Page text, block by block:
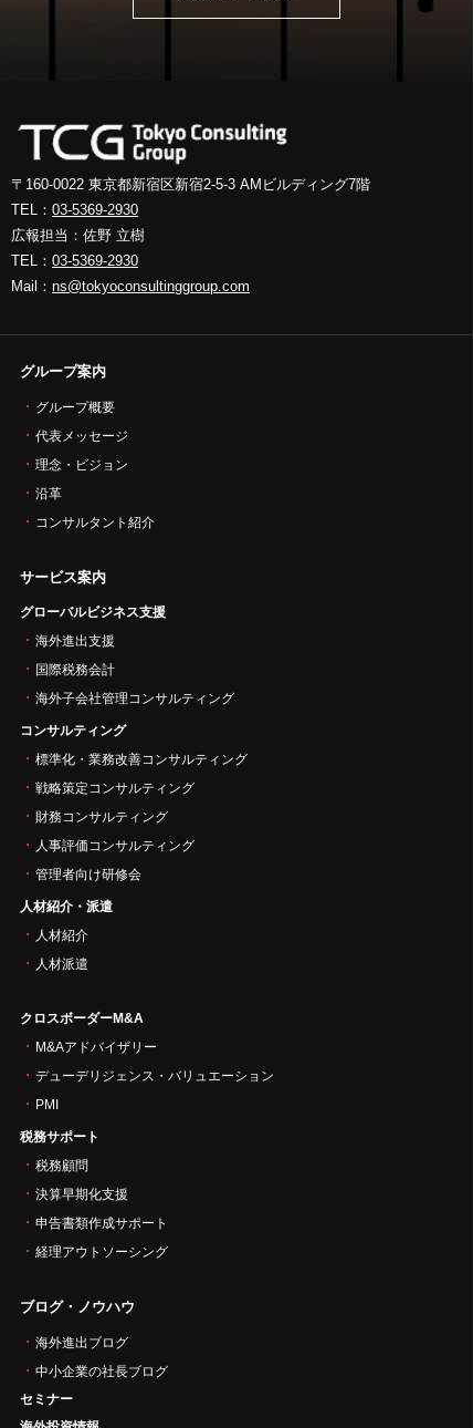
〒160-0022 東京都新宿区新宿2-5-3 AMビルディング7階
TEL： 03-5369-2930
広報担当：佐野 立樹
TEL： 03-5369-2930
Mail： ns@tokyoconsultinggroup.com
グループ案内
グループ概要
代表メッセージ
理念・ビジョン
沿革
コンサルタント紹介
サービス案内
グローバルビジネス支援
海外進出支援
国際税務会計
海外子会社管理コンサルティング
コンサルティング
標準化・業務改善コンサルティング
戦略策定コンサルティング
財務コンサルティング
人事評価コンサルティング
管理者向け研修会
人材紹介・派遣
人材紹介
人材派遣
クロスボーダーM&A
M&Aアドバイザリー
デューデリジェンス・バリュエーション
PMI
税務サポート
税務顧問
決算早期化支援
申告書類作成サポート
経理アウトソーシング
ブログ・ノウハウ
海外進出ブログ
中小企業の社長ブログ
セミナー